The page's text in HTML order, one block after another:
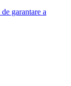
garantare a